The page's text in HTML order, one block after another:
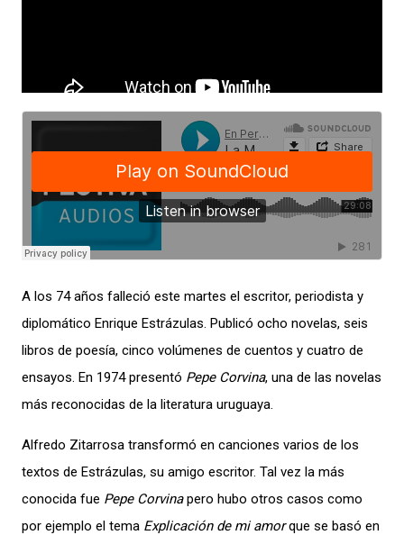
A los 74 años falleció este martes el escritor, periodista y
diplomático Enrique Estrázulas. Publicó ocho novelas, seis
libros de poesía, cinco volúmenes de cuentos y cuatro de
ensayos. En 1974 presentó Pepe Corvina, una de las novelas
más reconocidas de la literatura uruguaya.
Alfredo Zitarrosa transformó en canciones varios de los
textos de Estrázulas, su amigo escritor. Tal vez la más
conocida fue Pepe Corvinapero hubo otros casos como
por ejemplo el tema Explicación de mi amorque se basó en